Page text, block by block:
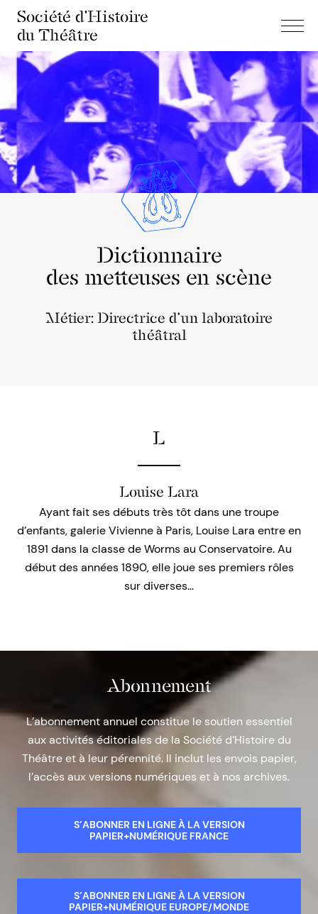
Société d'Histoire
du Théâtre
Dictionnaire
des metteuses en scène
Métier: Directrice d'un laboratoire
théâtral
L
Louise Lara
Ayant fait ses débuts très tôt dans une troupe
d’enfants, galerie Vivienne à Paris, Louise Lara entre en
1891 dans la classe de Worms au Conservatoire. Au
début des années 1890, elle joue ses premiers rôles
sur diverses…
Abonnement
L’abonnement annuel constitue le soutien essentiel
aux activités éditoriales de la Société d’Histoire du
Théâtre et à leur pérennité. Il inclut les envois papier,
l’accès aux versions numériques et à nos archives.
S’ABONNER EN LIGNE À LA VERSION
PAPIER+NUMÉRIQUE FRANCE
S’ABONNER EN LIGNE À LA VERSION
PAPIER+NUMÉRIQUE EUROPE/MONDE